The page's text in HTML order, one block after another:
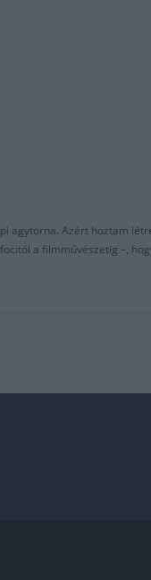
agytorna. Azért hoztam
a filmművészetig –,